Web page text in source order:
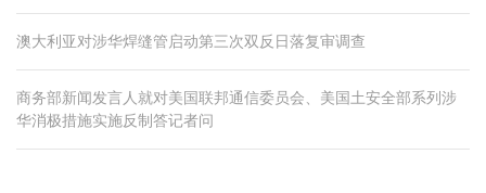
澳大利亚对涉华焊缝管启动第三次双反日落复审调查
商务部新闻发言人就对美国联邦通信委员会、美国土安全部系列涉
华消极措施实施反制答记者问